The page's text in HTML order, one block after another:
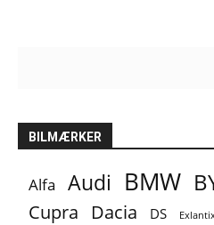
BILMÆRKER
Alfa Audi BMW
Cupra Dacia DS